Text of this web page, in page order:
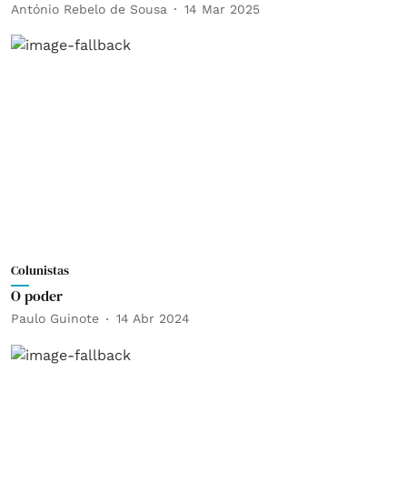
António Rebelo de Sousa 14 Mar 2025
Colunistas
O poder
Paulo Guinote 14 Abr 2024